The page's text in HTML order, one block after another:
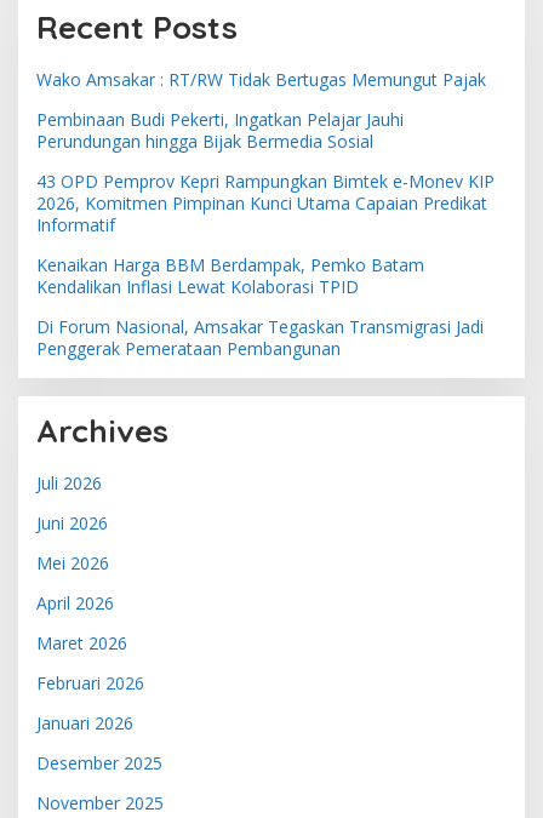
Recent Posts
Wako Amsakar : RT/RW Tidak Bertugas Memungut Pajak
Pembinaan Budi Pekerti, Ingatkan Pelajar Jauhi
Perundungan hingga Bijak Bermedia Sosial
43 OPD Pemprov Kepri Rampungkan Bimtek e-Monev KIP
2026, Komitmen Pimpinan Kunci Utama Capaian Predikat
Informatif
Kenaikan Harga BBM Berdampak, Pemko Batam
Kendalikan Inflasi Lewat Kolaborasi TPID
Di Forum Nasional, Amsakar Tegaskan Transmigrasi Jadi
Penggerak Pemerataan Pembangunan
Archives
Juli 2026
Juni 2026
Mei 2026
April 2026
Maret 2026
Februari 2026
Januari 2026
Desember 2025
November 2025